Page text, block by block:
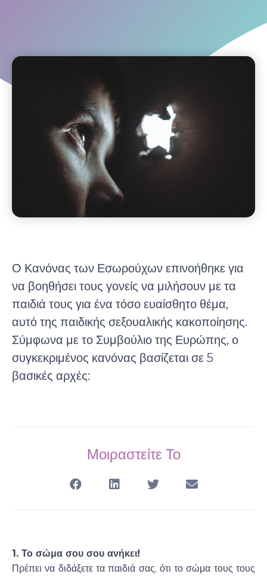
Ο Κανόνας των Εσωρούχων επινοήθηκε για
να βοηθήσει τους γονείς να μιλήσουν με τα
παιδιά τους για ένα τόσο ευαίσθητο θέμα,
αυτό της παιδικής σεξουαλικής κακοποίησης.
Σύμφωνα με το Συμβούλιο της Ευρώπης, ο
συγκεκριμένος κανόνας βασίζεται σε 5
βασικές αρχές:
Μοιραστείτε Το
1. Το σώμα σου σου ανήκει!
Πρέπει να διδάξετε τα παιδιά σας, ότι το σώμα τους τους